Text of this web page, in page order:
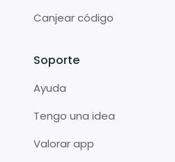
Canjear código
Soporte
Ayuda
Tengo una idea
Valorar app